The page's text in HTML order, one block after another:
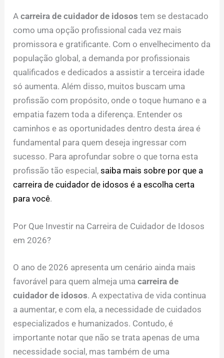
Acarreira de cuidador de idosos tem se destacado
como uma opção profissional cada vez mais
promissora e gratificante. Com o envelhecimento da
população global, a demanda por profissionais
qualificados e dedicados a assistir a terceira idade
só aumenta. Além disso, muitos buscam uma
profissão com propósito, onde o toque humano e a
empatia fazem toda a diferença. Entender os
caminhos e as oportunidades dentro desta área é
fundamental para quem deseja ingressar com
sucesso. Para aprofundar sobre o que torna esta
profissão tão especial,saiba mais sobre por que a
carreira de cuidador de idosos é a escolha certa
para você.
Por Que Investir na Carreira de Cuidador de Idosos
em 2026?
O ano de 2026 apresenta um cenário ainda mais
favorável para quem almeja umacarreira de
cuidador de idosos. A expectativa de vida continua
a aumentar, e com ela, a necessidade de cuidados
especializados e humanizados. Contudo, é
importante notar que não se trata apenas de uma
necessidade social, mas também de uma